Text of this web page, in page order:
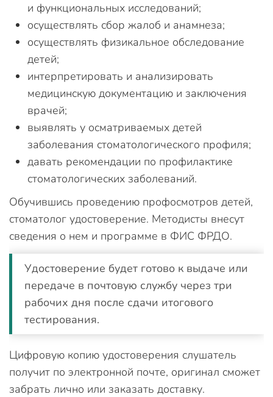
и функциональных исследований;
осуществлять сбор жалоб и анамнеза;
осуществлять физикальное обследование
детей;
интерпретировать и анализировать
медицинскую документацию и заключения
врачей;
выявлять у осматриваемых детей
заболевания стоматологического профиля;
давать рекомендации по профилактике
стоматологических заболеваний.
Обучившись проведению профосмотров детей,
стоматолог удостоверение. Методисты внесут
сведения о нем и программе в ФИС ФРДО.
Удостоверение будет готово к выдаче или
передаче в почтовую службу через три
рабочих дня после сдачи итогового
тестирования.
Цифровую копию удостоверения слушатель
получит по электронной почте, оригинал сможет
забрать лично или заказать доставку.